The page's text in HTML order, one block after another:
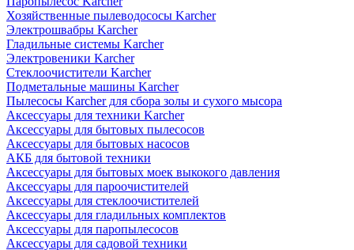
Хозяйственные пылеводососы Karcher
Электрошвабры Karcher
Гладильные системы Karcher
Электровеники Karcher
Стеклоочистители Karcher
Подметальные машины Karcher
Пылесосы Karcher для сбора золы и сухого мысора
Аксессуары для техники Karcher
Аксессуары для бытовых пылесосов
Аксессуары для бытовых насосов
АКБ для бытовой техники
Аксессуары для бытовых моек выкокого давления
Аксессуары для пароочистителей
Аксессуары для стеклоочистителей
Аксессуары для гладильных комплектов
Аксессуары для паропылесосов
Аксессуары для садовой техники